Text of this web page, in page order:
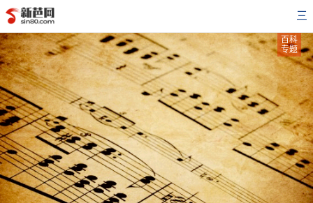
三
百科
专题